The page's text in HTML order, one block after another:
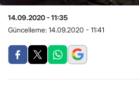
14.09.2020 - 11:35
Güncelleme: 14.09.2020 - 11:41